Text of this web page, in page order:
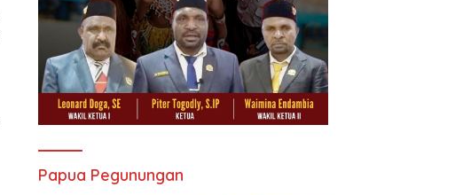
Papua Pegunungan